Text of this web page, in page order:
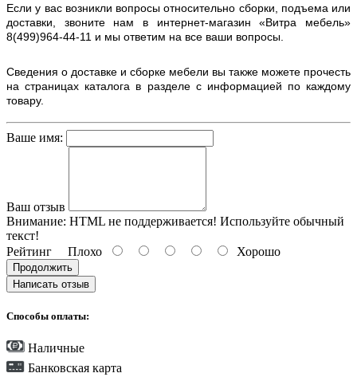
Если у вас возникли вопросы относительно сборки, подъема или
доставки, звоните нам в интернет-магазин «Витра мебель»
8(499)964-44-11 и мы ответим на все ваши вопросы.
Сведения о доставке и сборке мебели вы также можете прочесть
на страницах каталога в разделе с информацией по каждому
товару.
Ваше имя:
Ваш отзыв
Внимание: HTML не поддерживается! Используйте обычный
текст!
Рейтинг Плохо Хорошо
Продолжить
Написать отзыв
Способы оплаты:
Наличные
Банковская карта